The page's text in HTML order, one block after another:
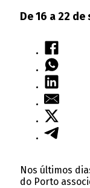
De 16 a 22
Nos últimos
do Porto